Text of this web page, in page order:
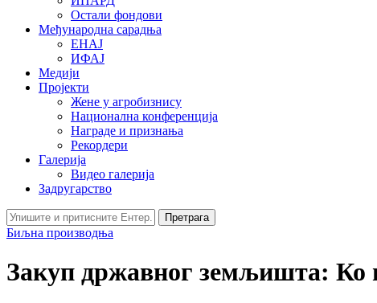
Остали фондови
Међународна сарадња
ЕНАЈ
ИФАЈ
Медији
Пројекти
Жене у агробизнису
Национална конференција
Награде и признања
Рекордери
Галерија
Видео галерија
Задругарство
Претрага
Биљна производња
Закуп државног земљишта: Ко